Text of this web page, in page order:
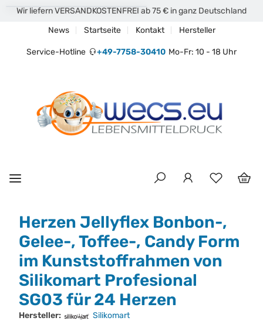
Wir liefern VERSANDKOSTENFREI ab 75 € in ganz Deutschland
News
Startseite Kontakt Hersteller
Service-Hotline +49-7758-30410 Mo-Fr: 10 - 18 Uhr
Herzen Jellyflex Bonbon-,
Gelee-, Toffee-, Candy Form
im Kunststoffrahmen von
Silikomart Profesional
SG03 für 24 Herzen
Hersteller:
Silikomart